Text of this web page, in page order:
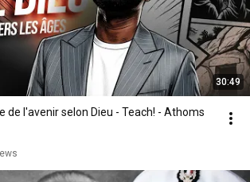
30:49
de l'avenir selon Dieu - Teach! - Athoms